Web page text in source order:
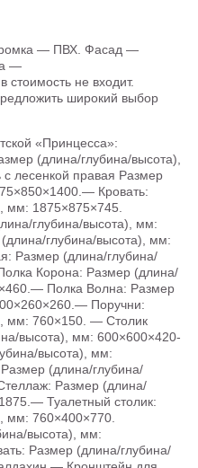
— ПВХ. Фасад —
—
не входит.
широкий выбор
«Принцесса»:
(длина/глубина/высота),
лесенкой правая Размер
Кровать:
мм: 1875×875×745.
глубина/высота), мм:
глубина/высота), мм:
Размер (длина/глубина/
Корона: Размер (длина/
Полка Волна: Размер
Поручни:
мм: 760×150. — Столик
высота), мм: 600×600×420-
высота), мм:
(длина/глубина/
Размер (длина/
Туалетный столик:
мм: 760×400×770.
высота), мм:
Размер (длина/глубина/